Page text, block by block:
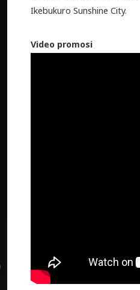
Ikebukuro Sunshine City.
Video promosi